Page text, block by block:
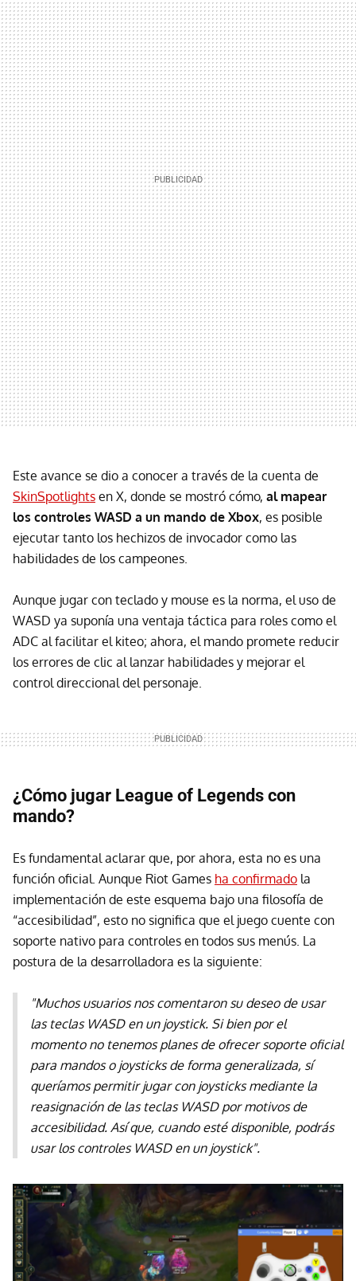
Este avance se dio a conocer a través de la cuenta de
SkinSpotlights en X, donde se mostró cómo, al mapear
los controles WASD a un mando de Xbox, es posible
ejecutar tanto los hechizos de invocador como las
habilidades de los campeones.
Aunque jugar con teclado y mouse es la norma, el uso de
WASD ya suponía una ventaja táctica para roles como el
ADC al facilitar el kiteo; ahora, el mando promete reducir
los errores de clic al lanzar habilidades y mejorar el
control direccional del personaje.
¿Cómo jugar League of Legends con
mando?
Es fundamental aclarar que, por ahora, esta no es una
función oficial. Aunque Riot Games ha confirmado la
implementación de este esquema bajo una filosofía de
“accesibilidad”, esto no significa que el juego cuente con
soporte nativo para controles en todos sus menús. La
postura de la desarrolladora es la siguiente:
"Muchos usuarios nos comentaron su deseo de usar
las teclas WASD en un joystick. Si bien por el
momento no tenemos planes de ofrecer soporte oficial
para mandos o joysticks de forma generalizada, sí
queríamos permitir jugar con joysticks mediante la
reasignación de las teclas WASD por motivos de
accesibilidad. Así que, cuando esté disponible, podrás
usar los controles WASD en un joystick".